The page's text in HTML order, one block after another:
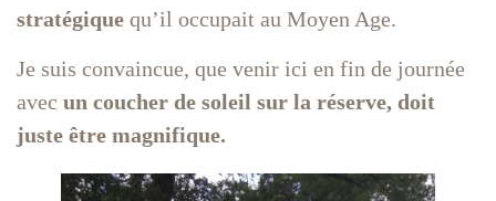
stratégique qu’il occupait au Moyen Age.
Je suis convaincue, que venir ici en fin de journée
avec un coucher de soleil sur la réserve, doit
juste être magnifique.